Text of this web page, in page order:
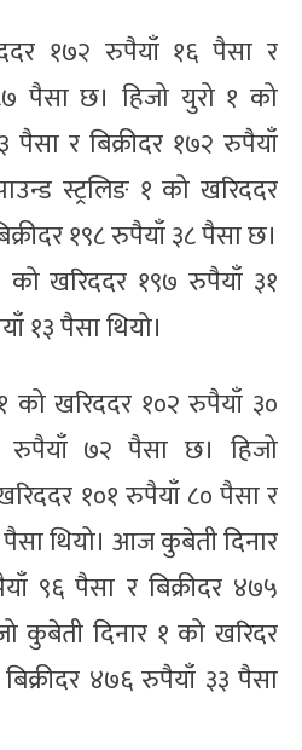
१७२ रुपैयाँ १६ पैसा र
पैसा छ। हिजो युरो १ को
र बिक्रीदर १७२ रुपैयाँ
स्ट्रलिङ १ को खरिददर
१९८ रुपैयाँ ३८ पैसा छ।
को खरिददर १९७ रुपैयाँ ३१
१३ पैसा थियो।
खरिददर १०२ रुपैयाँ ३०
रुपैयाँ ७२ पैसा छ। हिजो
१०१ रुपैयाँ ८० पैसा र
थियो। आज कुबेती दिनार
९६ पैसा र बिक्रीदर ४७५
कुबेती दिनार १ को खरिदर
४७६ रुपैयाँ ३३ पैसा